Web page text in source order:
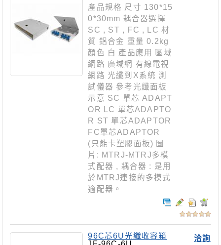
產品規格 尺寸 130*15
0*30mm 耦合器選擇
SC , ST , FC , LC 材
質 鋁合金 重量 0.2kg
顏色 白 產品應用 區域
網路 廣域網 有線電視
網路 光纖到X系統 測
試儀器 參考光纖面板
示意 SC 單芯 ADAPT
OR LC 單芯ADAPTO
R ST 單芯ADAPTOR
FC單芯ADAPTOR
(只能卡塑膠面板) 圖
片: MTRJ-MTRJ多模
式配器 , 耦合器 : 是用
於MTRJ連接的多模式
適配器。
洽詢
96C芯6U光纖收容箱